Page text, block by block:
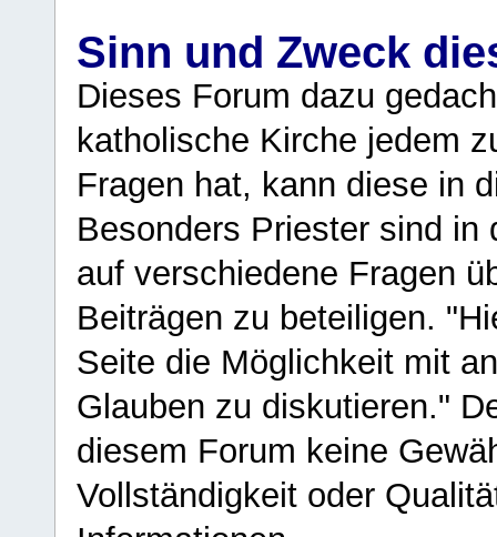
Sinn und Zweck
Dieses Forum dazu
katholische Kirche jedem
Fragen hat, kann diese in
Besonders Priester sind in
auf verschiedene Fragen
Beiträgen zu beteiligen.
Seite die Möglichkeit mit
Glauben zu diskutieren."
diesem Forum keine
Vollständigkeit oder